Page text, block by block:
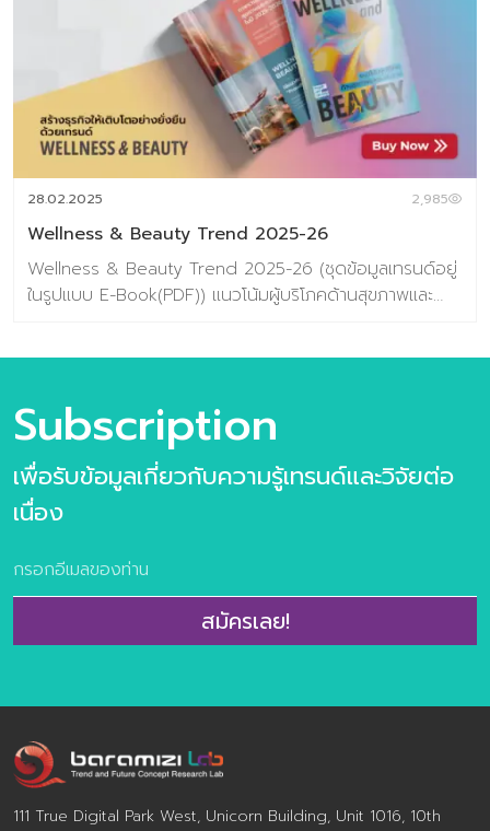
28.02.2025 2,985
Wellness & Beauty Trend 2025-26
Wellness & Beauty Trend 2025-26 (ชุดข้อมูลเทรนด์อยู่
ในรูปแบบ E-Book(PDF)) แนวโน้มผู้บริโภคด้านสุขภาพและ
องค์กร ถ้าคุณพร้อมที่จะก้าวไปพร้อมกับเทรนดนี้ ประตูสู่
โอกาสได้เปิดรอนักพัฒนาธุรกิจทุกท่าน Content ภาพรวม
ของสุขภาพและความงามในปี 2025-26 Mega Trends เมกะ
เทรนด์ที่กำหนดทิศทางของวงการสุขภาพและความงาม
Wellness & Beauty Trend พฤติกรรมผู้บริโภคที่ธุรกิจต้อง
เนื้อหาภายในเล่ม แนวคิด “Proudly and Live Long” – ที่
ไม่ใช่การมองเพี ยงแค่คุณค่าเชิงประโยชน์ (Functional
Value) ของการดูแลตนเอง เเต่มองลึกถึงคุณเชิงจิต
วิญญาณ (Spiritual Value) ของความภาคภูมิในตนเองและ
Study กรณีศึกษาที่น่าสนใจ
Wellness_Beauty_Trend_2025-2026 หากท่านมีข้อสงสัย
เกี่ยวกับเล่มวิจัย สามารถสอบถา […]
Subscription
เพื่อรับข้อมูลเกี่ยวกับความรู้เทรนด์และวิจัยต่อ
เนื่อง
สมัครเลย!
111 True Digital Park West, Unicorn Building, Unit 1016, 10th